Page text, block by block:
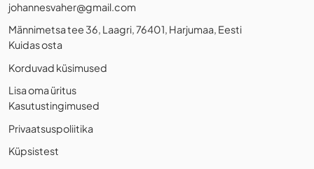
johannesvaher@gmail.com
Männimetsa tee 36, Laagri, 76401, Harjumaa, Eesti
Kuidas osta
Korduvad küsimused
Lisa oma üritus
Kasutustingimused
Privaatsuspoliitika
Küpsistest